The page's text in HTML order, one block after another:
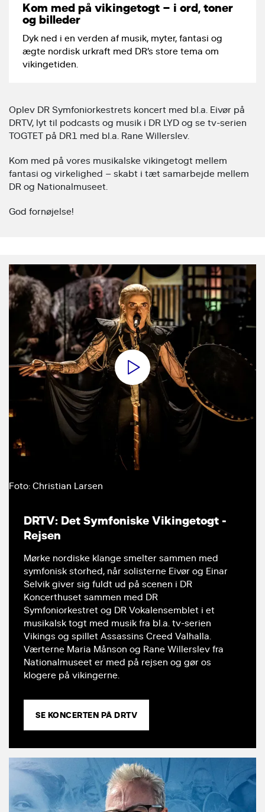
Kom med på vikingetogt – i ord, toner
og billeder
Dyk ned i en verden af musik, myter, fantasi og
ægte nordisk urkraft med DR’s store tema om
vikingetiden.
Oplev DR Symfoniorkestrets koncert med bl.a. Eivør på
DRTV, lyt til podcasts og musik i DR LYD og se tv-serien
TOGTET på DR1 med bl.a. Rane Willerslev.
Kom med på vores musikalske vikingetogt mellem
fantasi og virkelighed – skabt i tæt samarbejde mellem
DR og Nationalmuseet.
God fornøjelse!
Foto: Christian Larsen
DRTV: Det Symfoniske Vikingetogt -
Rejsen
Mørke nordiske klange smelter sammen med
symfonisk storhed, når solisterne Eivør og Einar
Selvik giver sig fuldt ud på scenen i DR
Koncerthuset sammen med DR
Symfoniorkestret og DR Vokalensemblet i et
musikalsk togt med musik fra bl.a. tv-serien
Vikings og spillet Assassins Creed Valhalla.
Værterne Maria Månson og Rane Willerslev fra
Nationalmuseet er med på rejsen og gør os
klogere på vikingerne.
SE KONCERTEN PÅ DRTV